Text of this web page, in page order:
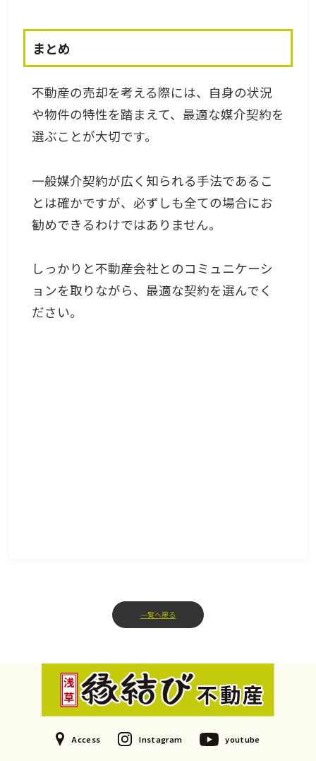
まとめ
不動産の売却を考える際には、自身の状況
や物件の特性を踏まえて、最適な媒介契約を
選ぶことが大切です。
一般媒介契約が広く知られる手法であるこ
とは確かですが、必ずしも全ての場合にお
勧めできるわけではありません。
しっかりと不動産会社とのコミュニケーシ
ョンを取りながら、最適な契約を選んでく
ださい。
一覧へ戻る
Access Instagram youtube